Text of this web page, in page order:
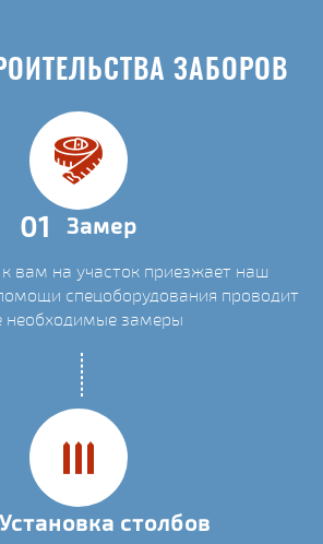
ЗАБОРОВ
01 Замер
вам на участок приезжает наш
спецоборудования проводит
необходимые замеры
Установка столбов